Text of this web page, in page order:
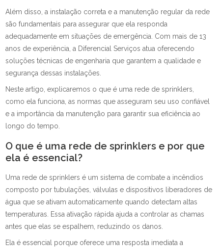
Além disso, a instalação correta e a manutenção regular da rede
são fundamentais para assegurar que ela responda
adequadamente em situações de emergência. Com mais de 13
anos de experiência, a Diferencial Serviços atua oferecendo
soluções técnicas de engenharia que garantem a qualidade e
segurança dessas instalações.
Neste artigo, explicaremos o que é uma rede de sprinklers,
como ela funciona, as normas que asseguram seu uso confiável
e a importância da manutenção para garantir sua eficiência ao
longo do tempo.
O que é uma rede de sprinklers e por que
ela é essencial?
Uma rede de sprinklers é um sistema de combate a incêndios
composto por tubulações, válvulas e dispositivos liberadores de
água que se ativam automaticamente quando detectam altas
temperaturas. Essa ativação rápida ajuda a controlar as chamas
antes que elas se espalhem, reduzindo os danos.
Ela é essencial porque oferece uma resposta imediata a